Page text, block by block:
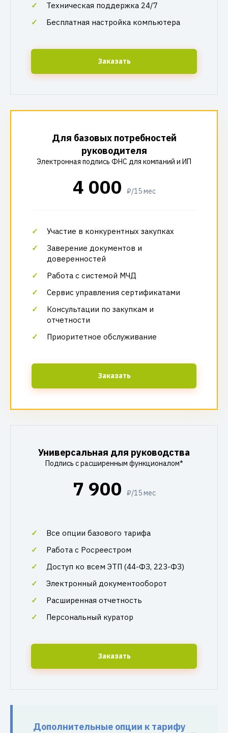
Техническая поддержка 24/7
Бесплатная настройка компьютера
Заказать
Для базовых потребностей
руководителя
Электронная подпись ФНС для компаний и ИП
4 000 ₽/15 мес
Участие в конкурентных закупках
Заверение документов и
доверенностей
Работа с системой МЧД
Сервис управления сертификатами
Консультации по закупкам и
отчетности
Приоритетное обслуживание
Заказать
Универсальная для руководства
Подпись с расширенным функционалом*
7 900 ₽/15 мес
Все опции базового тарифа
Работа с Росреестром
Доступ ко всем ЭТП (44-ФЗ, 223-ФЗ)
Электронный документооборот
Расширенная отчетность
Персональный куратор
Заказать
Дополнительные опции к тарифу